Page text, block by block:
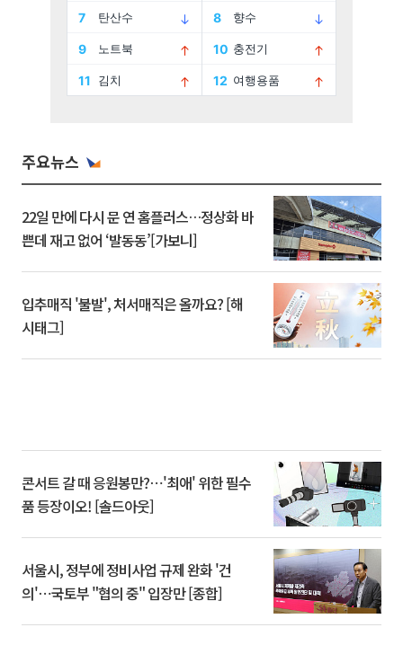
주요뉴스
22일 만에 다시 문 연 홈플러스…정상화 바
쁜데 재고 없어 ‘발동동’[가보니]
입추매직 '불발', 처서매직은 올까요? [해
시태그]
콘서트 갈 때 응원봉만?⋯'최애' 위한 필수
품 등장이오! [솔드아웃]
서울시, 정부에 정비사업 규제 완화 '건
의'⋯국토부 "협의 중" 입장만 [종합]